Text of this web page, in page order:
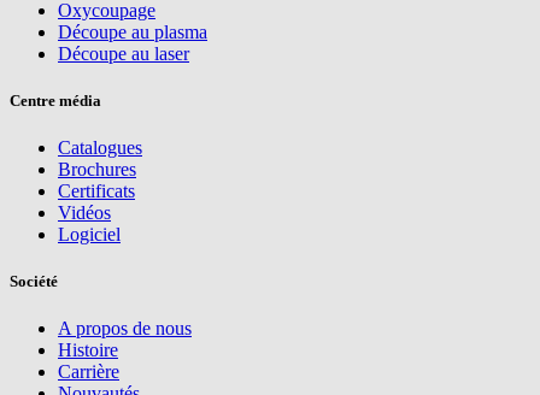
Oxycoupage
Découpe au plasma
Découpe au laser
Centre média
Catalogues
Brochures
Certificats
Vidéos
Logiciel
Société
A propos de nous
Histoire
Carrière